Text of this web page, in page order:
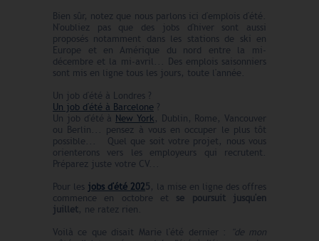
Bien sûr, notez que nous parlons ici d'emplois d'été.
N'oubliez pas que des jobs d'hiver sont aussi
proposés notamment dans les stations de ski en
Europe et en Amérique du nord entre la mi-
décembre et la mi-avril... Des emplois saisonniers
sont mis en ligne tous les jours, toute l'année.
Un job d'été à Londres ?
Un job d'été à Barcelone ?
Un job d'été à New York, Dublin, Rome, Vancouver
ou Berlin... pensez à vous en occuper le plus tôt
possible...
Quel que soit votre projet, nous vous
orienterons vers les employeurs qui recrutent.
Préparez juste votre CV...
Pour les jobs d'été 2025, la mise en ligne des offres
commence en octobre et se poursuit jusqu'en
juillet, ne ratez rien.
Voilà ce que disait Marie l'été dernier :
"de mon